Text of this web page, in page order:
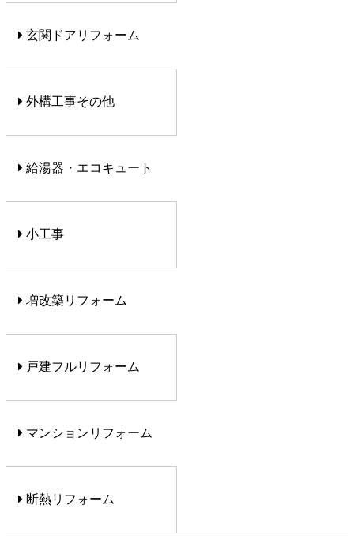
玄関ドアリフォーム
外構工事その他
給湯器・エコキュート
小工事
増改築リフォーム
戸建フルリフォーム
マンションリフォーム
断熱リフォーム